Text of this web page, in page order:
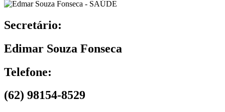
Secretário:
Edimar Souza Fonseca
Telefone:
(62) 98154-8529